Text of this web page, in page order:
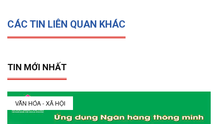
CÁC TIN LIÊN QUAN KHÁC
TIN MỚI NHẤT
VĂN HÓA - XÃ HỘI